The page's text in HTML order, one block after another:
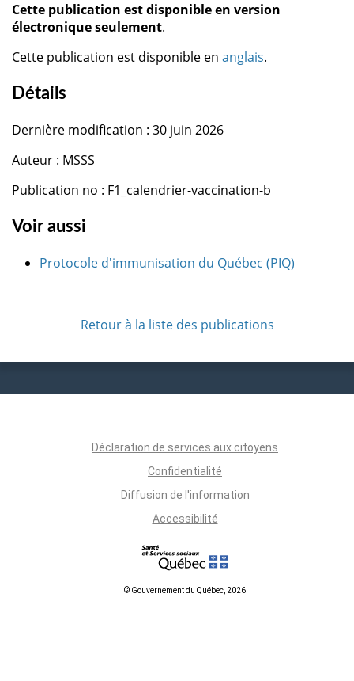
Cette publication est disponible en version
électronique seulement.
Cette publication est disponible en anglais.
Détails
Dernière modification : 30 juin 2026
Auteur : MSSS
Publication no : F1_calendrier-vaccination-b
Voir aussi
Protocole d'immunisation du Québec (PIQ)
Retour à la liste des publications
Déclaration de services aux citoyens
Confidentialité
Diffusion de l'information
Accessibilité
© Gouvernement du Québec, 2026